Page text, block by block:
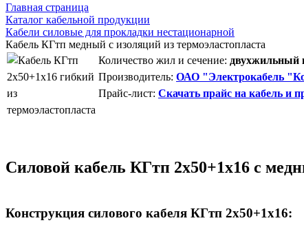
Главная страница
Каталог кабельной продукции
Кабели силовые для прокладки нестационарной
Кабель КГтп медный с изоляций из термоэластопласта
Количество жил и сечение: двухжильный
Производитель: ОАО "Электрокабель
Прайс-лист: Скачать прайс на кабель и
Силовой кабель КГтп 2х50+1х16 с
Конструкция силового кабеля КГтп 2х50+1х16: